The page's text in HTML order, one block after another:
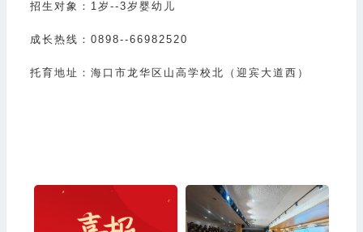
招生对象：1岁--3岁婴幼儿
成长热线：0898--66982520
托育地址：海口市龙华区山高学校北（迎宾大道西）